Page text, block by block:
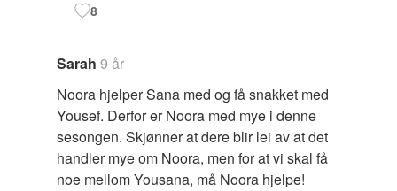
8
Sarah 9 år
Noora hjelper Sana med og få snakket med
Yousef. Derfor er Noora med mye i denne
sesongen. Skjønner at dere blir lei av at det
handler mye om Noora, men for at vi skal få
noe mellom Yousana, må Noora hjelpe!